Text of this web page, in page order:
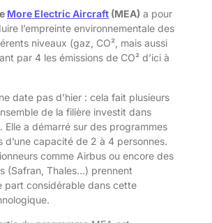
More Electric Aircraft (MEA) a pour
l’empreinte environnementale des
niveaux (gaz, CO², mais aussi
par 4 les émissions de CO² d’ici à
date pas d’hier : cela fait plusieurs
de la filière investit dans
Elle a démarré sur des programmes
d’une capacité de 2 à 4 personnes.
comme Airbus ou encore des
(Safran, Thales…) prennent
part considérable dans cette